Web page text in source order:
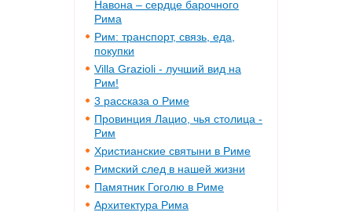
Навона – сердце барочного
Рима
Рим: транспорт, связь, еда,
покупки
Villa Grazioli - лучший вид на
Рим!
3 рассказа о Риме
Провинция Лацио, чья столица -
Рим
Христианские святыни в Риме
Римский след в нашей жизни
Памятник Гоголю в Риме
Архитектура Рима